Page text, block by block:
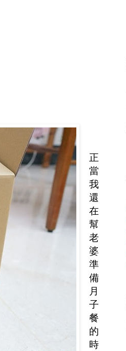
正
當
我
還
在
幫
老
婆
準
備
月
子
餐
的
時